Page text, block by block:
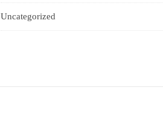
Uncategorized